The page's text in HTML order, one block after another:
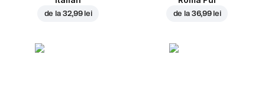
de la 32,99 lei de la 36,99 lei